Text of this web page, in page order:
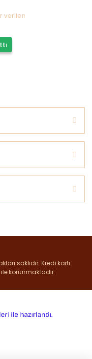
verilen
saklıdır. Kredi kartı
korunmaktadır.
e-